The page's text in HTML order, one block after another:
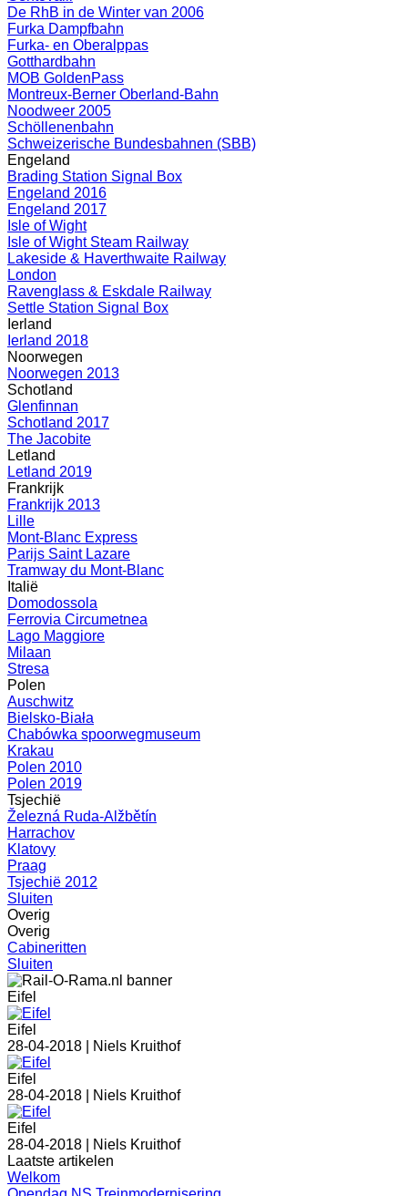
De RhB in de Winter van 2006
Furka Dampfbahn
Furka- en Oberalppas
Gotthardbahn
MOB GoldenPass
Montreux-Berner Oberland-Bahn
Noodweer 2005
Schöllenenbahn
Schweizerische Bundesbahnen (SBB)
Engeland
Brading Station Signal Box
Engeland 2016
Engeland 2017
Isle of Wight
Isle of Wight Steam Railway
Lakeside & Haverthwaite Railway
London
Ravenglass & Eskdale Railway
Settle Station Signal Box
Ierland
Ierland 2018
Noorwegen
Noorwegen 2013
Schotland
Glenfinnan
Schotland 2017
The Jacobite
Letland
Letland 2019
Frankrijk
Frankrijk 2013
Lille
Mont-Blanc Express
Parijs Saint Lazare
Tramway du Mont-Blanc
Italië
Domodossola
Ferrovia Circumetnea
Lago Maggiore
Milaan
Stresa
Polen
Auschwitz
Bielsko-Biała
Chabówka spoorwegmuseum
Krakau
Polen 2010
Polen 2019
Tsjechië
Železná Ruda-Alžbětín
Harrachov
Klatovy
Praag
Tsjechië 2012
Sluiten
Overig
Overig
Cabineritten
Sluiten
Eifel
Eifel
28-04-2018 |
Niels Kruithof
Eifel
28-04-2018 |
Niels Kruithof
Eifel
28-04-2018 |
Niels Kruithof
Laatste artikelen
Welkom